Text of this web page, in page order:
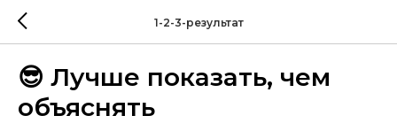
1-2-3-результат
😎 Лучше показать, чем
объяснять